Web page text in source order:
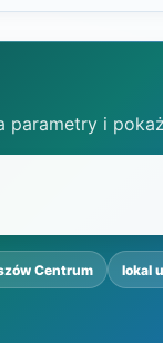
i
Centrum lokal